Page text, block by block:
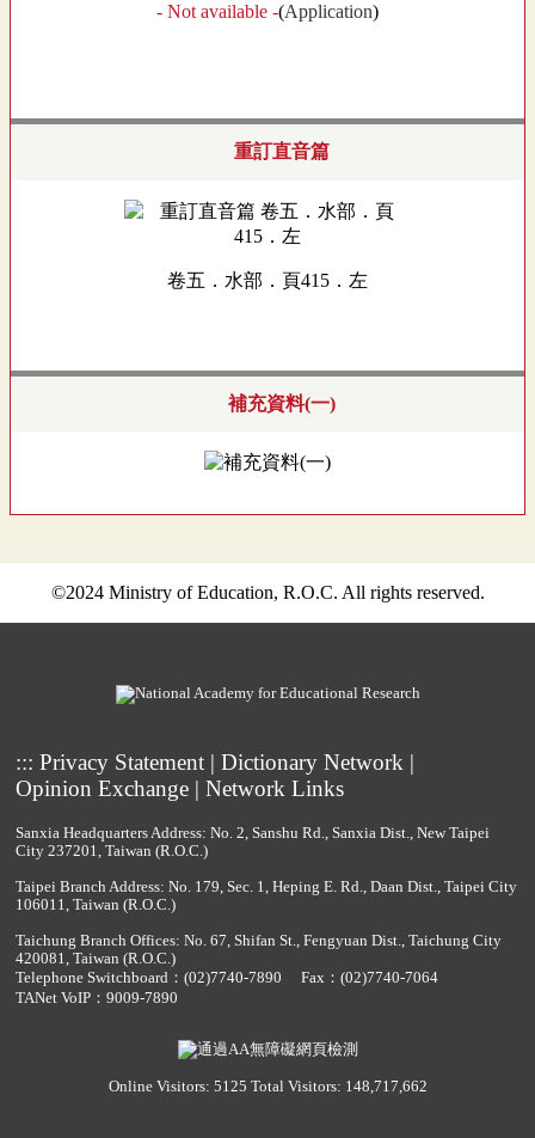
- Not available -(Application)
重訂直音篇
卷五．水部．頁415．左
補充資料(一)
©2024 Ministry of Education, R.O.C. All rights reserved.
::: Privacy Statement| Dictionary Network |
Opinion Exchange| Network Links
Sanxia Headquarters Address: No. 2, Sanshu Rd., Sanxia Dist., New Taipei
City 237201, Taiwan (R.O.C.)
Taipei Branch Address: No. 179, Sec. 1, Heping E. Rd., Daan Dist., Taipei City
106011, Taiwan (R.O.C.)
Taichung Branch Offices: No. 67, Shifan St., Fengyuan Dist., Taichung City
420081, Taiwan (R.O.C.)
Telephone Switchboard： (02)7740-7890
Fax：(02)7740-7064
TANet VoIP：9009-7890
Online Visitors: 5125 Total Visitors: 148,717,662